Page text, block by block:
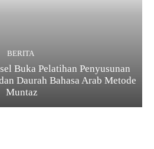
BERITA
Buka Pelatihan Penyusunan
Daurah Bahasa Arab Metode
Muntaz